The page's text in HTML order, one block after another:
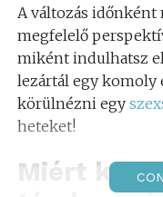
A változás időnként
megfelelő
miként indulhatsz
lezártál egy komoly
körülnézni egy
heteket!
Miért